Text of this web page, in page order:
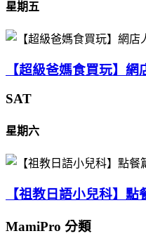
星期五
【超級爸媽食買玩】
SAT
星期六
【祖教日語小兒科】點
MamiPro 分類